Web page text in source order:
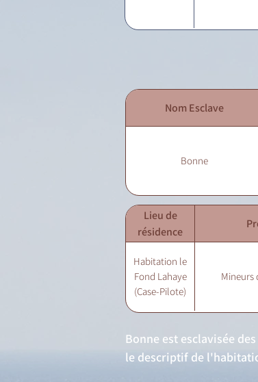
Nom Esclave
Bonne
Lieu de
résidence
Habitation le
Fond Lahaye
(Case-Pilote)
Mineurs
Bonne est esclavisée
le descriptif de